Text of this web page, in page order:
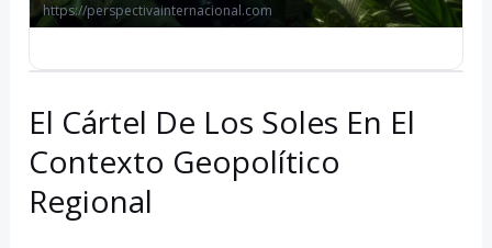
https://perspectivainternacional.com
El Cártel De Los Soles En El
Contexto Geopolítico
Regional